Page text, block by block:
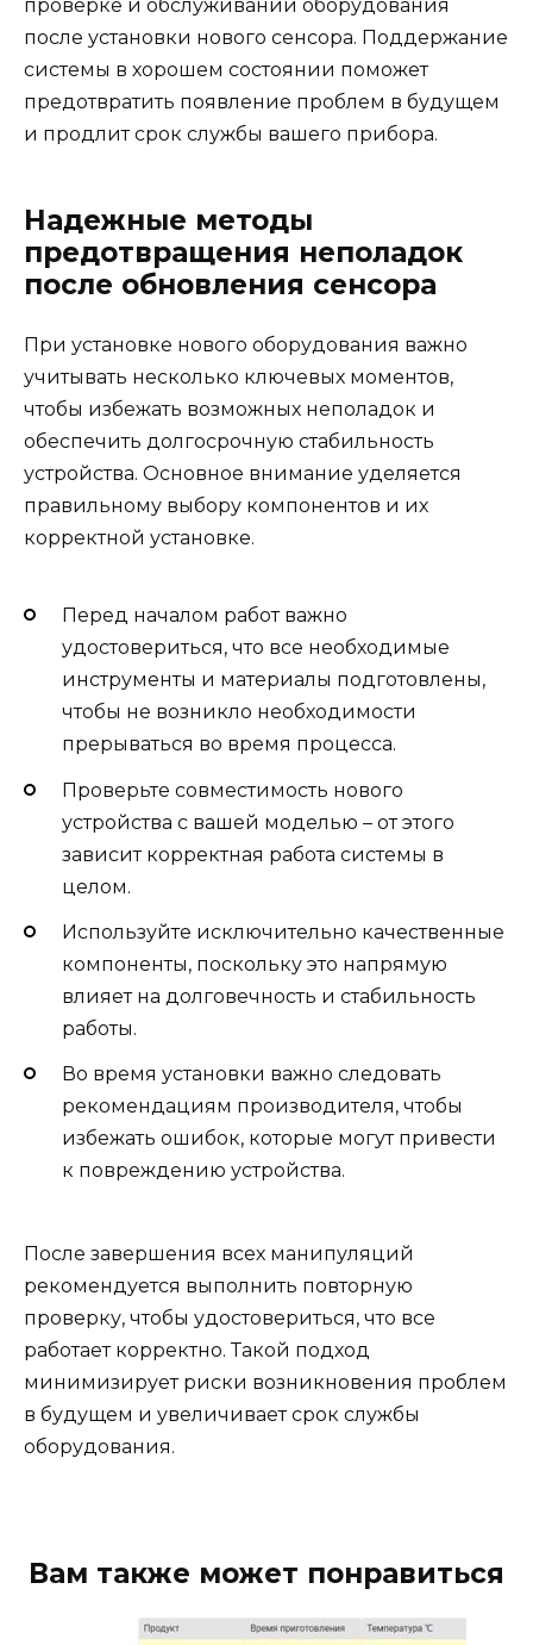
проверке и обслуживании оборудования
после установки нового сенсора. Поддержание
системы в хорошем состоянии поможет
предотвратить появление проблем в будущем
и продлит срок службы вашего прибора.
Надежные методы
предотвращения неполадок
после обновления сенсора
При установке нового оборудования важно
учитывать несколько ключевых моментов,
чтобы избежать возможных неполадок и
обеспечить долгосрочную стабильность
устройства. Основное внимание уделяется
правильному выбору компонентов и их
корректной установке.
Перед началом работ важно
удостовериться, что все необходимые
инструменты и материалы подготовлены,
чтобы не возникло необходимости
прерываться во время процесса.
Проверьте совместимость нового
устройства с вашей моделью – от этого
зависит корректная работа системы в
целом.
Используйте исключительно качественные
компоненты, поскольку это напрямую
влияет на долговечность и стабильность
работы.
Во время установки важно следовать
рекомендациям производителя, чтобы
избежать ошибок, которые могут привести
к повреждению устройства.
После завершения всех манипуляций
рекомендуется выполнить повторную
проверку, чтобы удостовериться, что все
работает корректно. Такой подход
минимизирует риски возникновения проблем
в будущем и увеличивает срок службы
оборудования.
Вам также может понравиться